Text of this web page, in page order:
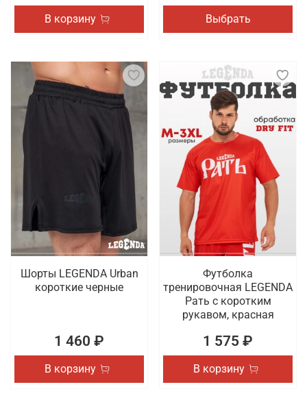
В корзину Выбрать
Шорты LEGENDA Urban
короткие черные
1 460 ₽
В корзину
Футболка
тренировочная LEGENDA
Рать с коротким
рукавом, красная
1 575 ₽
В корзину